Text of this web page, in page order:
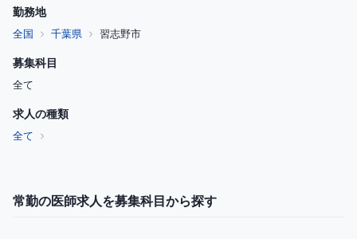
勤務地
全国 千葉県 習志野市
募集科目
全て
求人の種類
全て
常勤の医師求人を募集科目から探す